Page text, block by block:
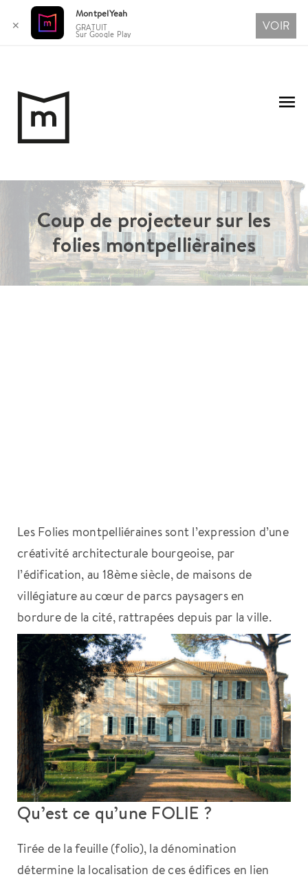
contenu
Coup de projecteur sur les
folies montpellièraines
Les Folies montpelliéraines sont l’expression d’une
créativité architecturale bourgeoise, par
l’édification, au 18ème siècle, de maisons de
villégiature au cœur de parcs paysagers en
bordure de la cité, rattrapées depuis par la ville.
Qu’est ce qu’une FOLIE ?
Tirée de la feuille (folio), la dénomination
détermine la localisation de ces édifices en lien
✕
MontpelYeah
GRATUIT
Sur Google Play
VOIR